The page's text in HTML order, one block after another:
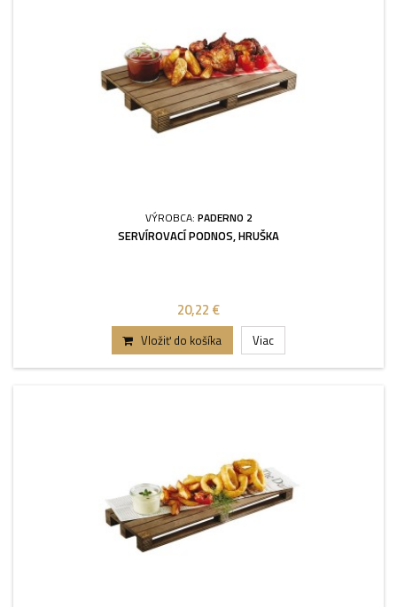
VÝROBCA: PADERNO 2
SERVÍROVACÍ PODNOS, HRUŠKA
20,22 €
Vložiť do košíka Viac